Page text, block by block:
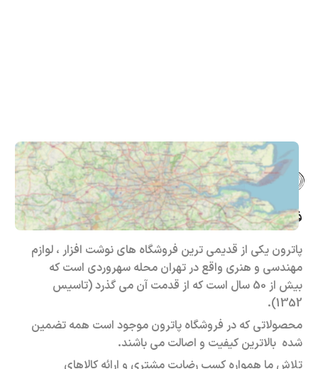
فروشگاه حضوری – اینترنتی پاترون
پاترون یکی از قدیمی ترین فروشگاه های نوشت افزار ، لوازم
مهندسی و هنری واقع در تهران محله سهروردی است که
بیش از 50 سال است که از قدمت آن می گذرد (تاسیس
1352).
محصولاتی که در فروشگاه پاترون موجود است همه تضمین
شده بالاترین کیفیت و اصالت می باشند.
تلاش ما همواره کسب رضایت مشتری و ارائه کالاهای